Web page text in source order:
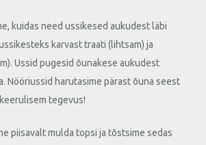
kuidas need ussikesed aukudest läbi
karvast traati (lihtsam) ja
Ussid pugesid õunakese aukudest
Nööriussid harutasime pärast õuna seest
tegevus!
piisavalt mulda topsi ja tõstsime sedas